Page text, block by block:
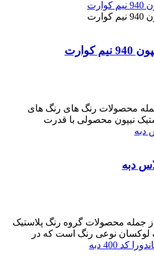
محصولات رنگ های رنگ های
نیپون محصولی با قدرت
دبه
جمله محصولات گروه رنگ پلاستیک
لوکسان نوعی رنگ است که در